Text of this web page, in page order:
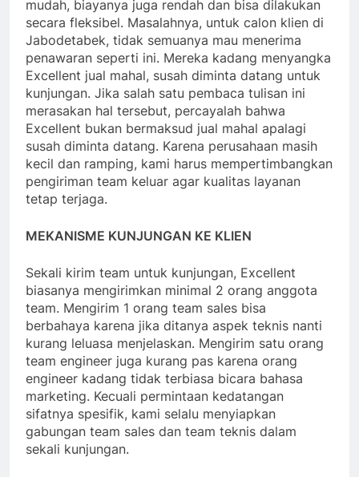
mudah, biayanya juga rendah dan bisa dilakukan
secara fleksibel. Masalahnya, untuk calon klien di
Jabodetabek, tidak semuanya mau menerima
penawaran seperti ini. Mereka kadang menyangka
Excellent jual mahal, susah diminta datang untuk
kunjungan. Jika salah satu pembaca tulisan ini
merasakan hal tersebut, percayalah bahwa
Excellent bukan bermaksud jual mahal apalagi
susah diminta datang. Karena perusahaan masih
kecil dan ramping, kami harus mempertimbangkan
pengiriman team keluar agar kualitas layanan
tetap terjaga.
MEKANISME KUNJUNGAN KE KLIEN
Sekali kirim team untuk kunjungan, Excellent
biasanya mengirimkan minimal 2 orang anggota
team. Mengirim 1 orang team sales bisa
berbahaya karena jika ditanya aspek teknis nanti
kurang leluasa menjelaskan. Mengirim satu orang
team engineer juga kurang pas karena orang
engineer kadang tidak terbiasa bicara bahasa
marketing. Kecuali permintaan kedatangan
sifatnya spesifik, kami selalu menyiapkan
gabungan team sales dan team teknis dalam
sekali kunjungan.